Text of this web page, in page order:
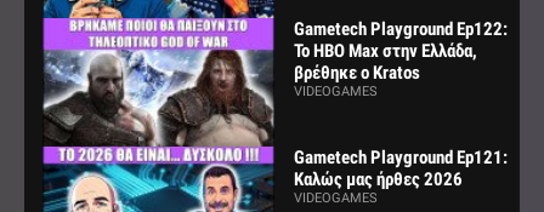
Gametech Playground Ep122:
Το HBO Max στην Ελλάδα,
βρέθηκε ο Kratos
VIDEOGAMES
Gametech Playground Ep121:
Καλώς μας ήρθες 2026
VIDEOGAMES